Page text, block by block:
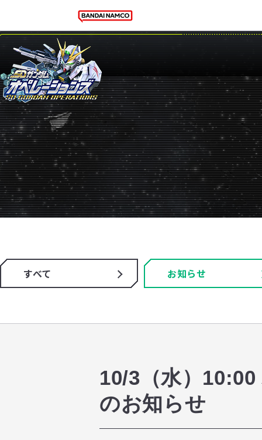
すべて お知らせ
10/3（水）
のお知らせ